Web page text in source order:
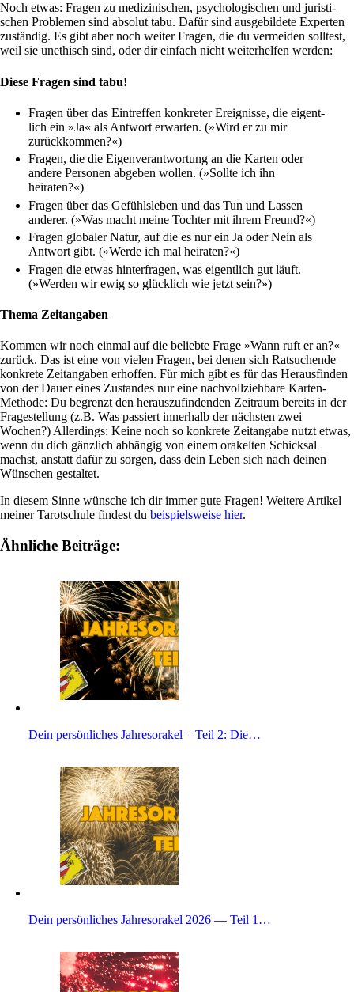
Noch etwas: Fragen zu medi­zi­ni­schen, psy­cho­lo­gi­schen und juri­sti­
schen Pro­blemen sind absolut tabu. Dafür sind aus­ge­bil­dete Experten
zuständig. Es gibt aber noch weiter Fragen, die du ver­meiden soll­test,
weil sie unethisch sind, oder dir ein­fach nicht wei­ter­helfen werden:
Diese Fragen sind tabu!
Fragen über das Ein­treffen kon­kreter Ereig­nisse, die eigent­
lich ein »Ja« als Ant­wort erwarten. (»Wird er zu mir
zurückkommen?«)
Fragen, die die Eigen­ver­ant­wor­tung an die Karten oder
andere Per­sonen abgeben wollen. (»Sollte ich ihn
heiraten?«)
Fragen über das Gefühls­leben und das Tun und Lassen
anderer. (»Was macht meine Tochter mit ihrem Freund?«)
Fragen glo­baler Natur, auf die es nur ein Ja oder Nein als
Ant­wort gibt. (»Werde ich mal heiraten?«)
Fragen die etwas hin­ter­fragen, was eigent­lich gut läuft.
(»Werden wir ewig so glück­lich wie jetzt sein?»)
Thema Zeitangaben
Kommen wir noch einmal auf die beliebte Frage »Wann ruft er an?«
zurück. Das ist eine von vielen Fragen, bei denen sich Rat­su­chende
kon­krete Zeit­an­gaben erhoffen. Für mich gibt es für das Her­aus­finden
von der Dauer eines Zustandes nur eine nach­voll­zieh­bare Karten-
Methode: Du begrenzt den her­aus­zu­fin­denden Zeit­raum bereits in der
Fra­ge­stel­lung (z.B. Was pas­siert inner­halb der näch­sten zwei
Wochen?) Aller­dings: Keine noch so kon­krete Zeit­an­gabe nutzt etwas,
wenn du dich gänz­lich abhängig von einem ora­kelten Schicksal
machst, anstatt dafür zu sorgen, dass dein Leben sich nach deinen
Wün­schen gestaltet.
In diesem Sinne wün­sche ich dir immer gute Fragen! Wei­tere Artikel
meiner Tarot­schule fin­dest du bei­spiels­weise hier.
Ähnliche Beiträge:
Dein per­sön­li­ches Jah­res­orakel – Teil 2: Die…
Dein per­sön­li­ches Jah­res­orakel 2026 — Teil 1…